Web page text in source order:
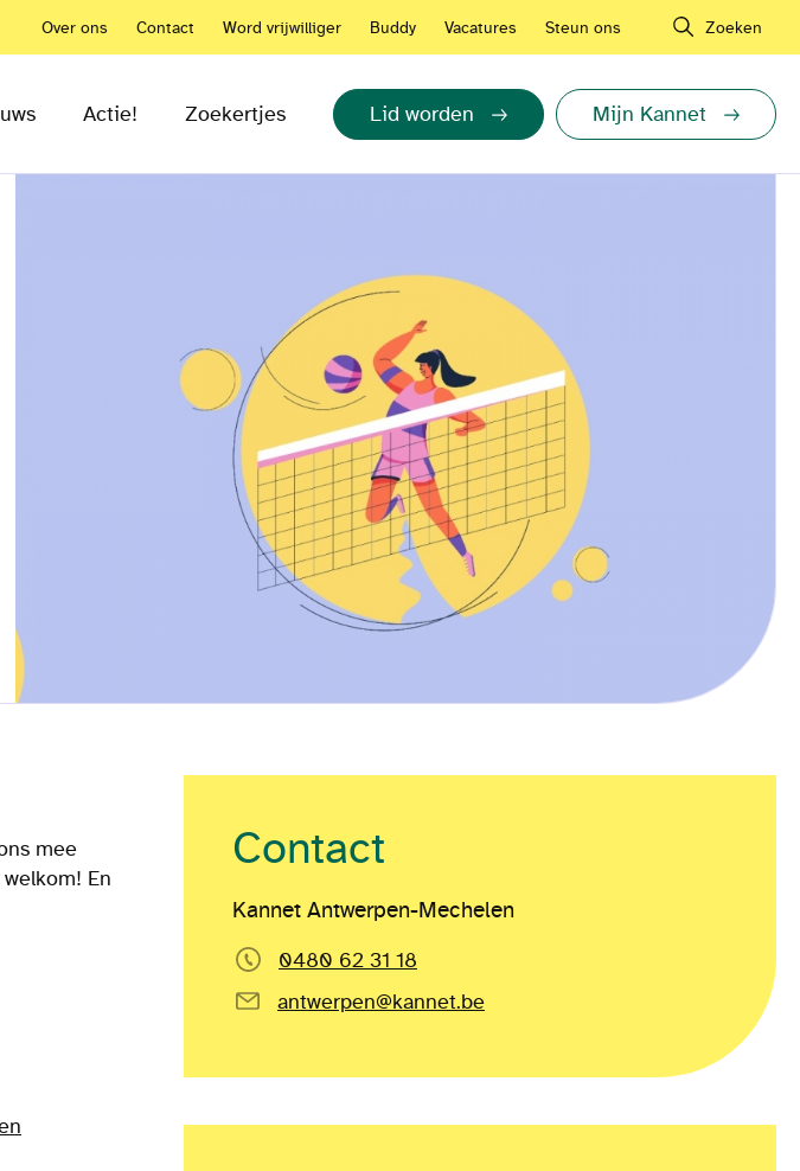
Over ons Contact Word vrijwilliger Buddy Vacatures Steun ons Zoeken
Actie! Zoekertjes Lid worden Mijn Kannet
mee
En
Contact
Kannet Antwerpen-Mechelen
0480 62 31 18
antwerpen@kannet.be